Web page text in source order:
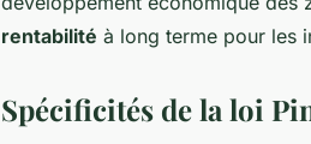
rentabilité à long terme pour les
Spécificités de la loi